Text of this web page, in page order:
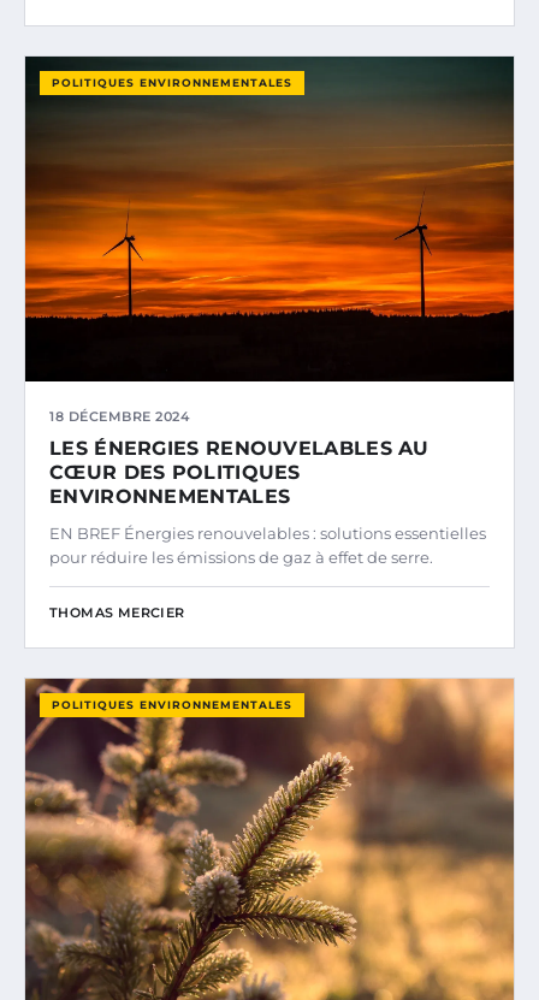
POLITIQUES ENVIRONNEMENTALES
18 DÉCEMBRE 2024
LES ÉNERGIES RENOUVELABLES AU
CŒUR DES POLITIQUES
ENVIRONNEMENTALES
EN BREF Énergies renouvelables : solutions essentielles
pour réduire les émissions de gaz à effet de serre.
THOMAS MERCIER
POLITIQUES ENVIRONNEMENTALES